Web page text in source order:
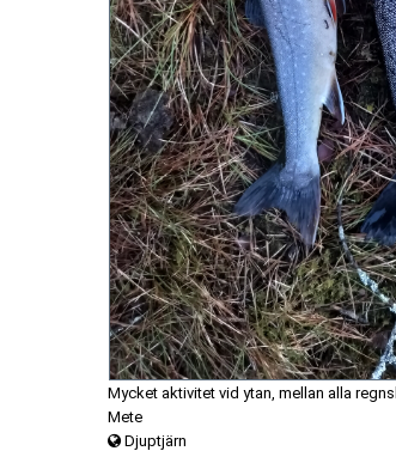
Mycket aktivitet vid ytan, mellan alla
Mete
Djuptjärn